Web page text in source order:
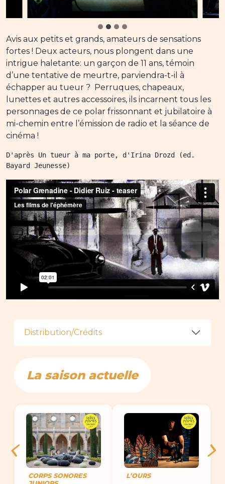
Avis aux petits et grands, amateurs de sensations
fortes ! Deux acteurs, nous plongent dans une
intrigue haletante: un garçon de 11 ans, témoin
d’une tentative de meurtre, parviendra-t-il à
échapper au tueur ? Perruques, chapeaux,
lunettes et autres accessoires, ils incarnent tous les
personnages de ce polar frissonnant et jubilatoire à
mi-chemin entre l’émission de radio et la séance de
cinéma !
D'après Un tueur à ma porte, d'Irina Drozd (ed.
Bayard Jeunesse)
Distribution/Crédits
La saison actuelle
CORPS SONORES
L’OURS